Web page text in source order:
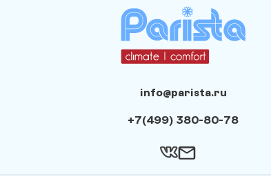
info@parista.ru
+7(499) 380-80-78